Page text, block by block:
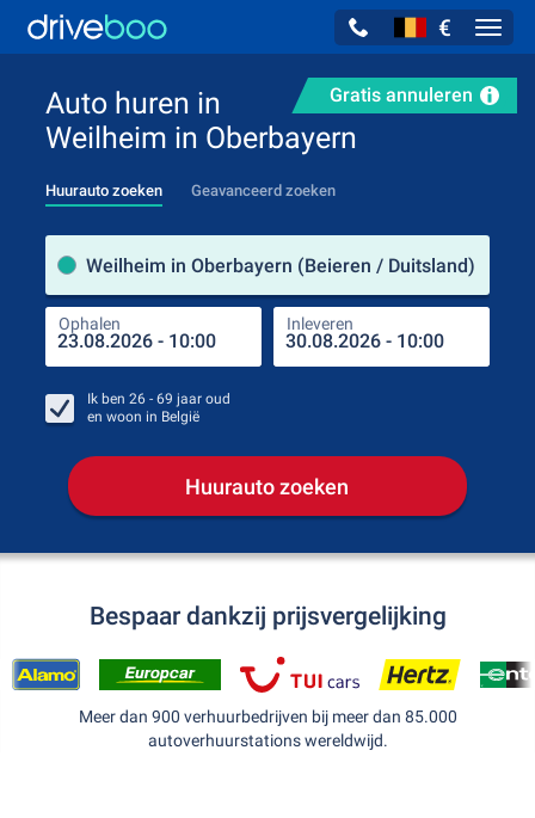
€
Gratis annuleren
Auto huren in
Weilheim in Oberbayern
Huurauto zoeken Geavanceerd zoeken
Weilheim in Oberbayern (Beieren / Duitsland)
Ophalen Inleveren
Ik ben 26 - 69 jaar oud
en woon in België
Huurauto zoeken
Bespaar dankzij prijsvergelijking
Meer dan 900 verhuurbedrijven bij meer dan 85.000
autoverhuurstations wereldwijd.